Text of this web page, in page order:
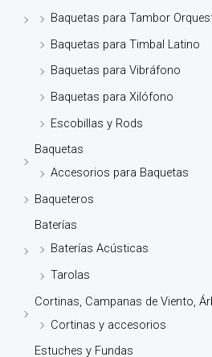
Baquetas para Tambor
Baquetas para Timbal Latino
Baquetas para Vibráfono
Baquetas para Xilófono
Escobillas y Rods
Baquetas
Accesorios para Baquetas
Baqueteros
Baterías
Baterías Acústicas
Tarolas
Cortinas, Campanas de Viento,
Cortinas y accesorios
Estuches y Fundas